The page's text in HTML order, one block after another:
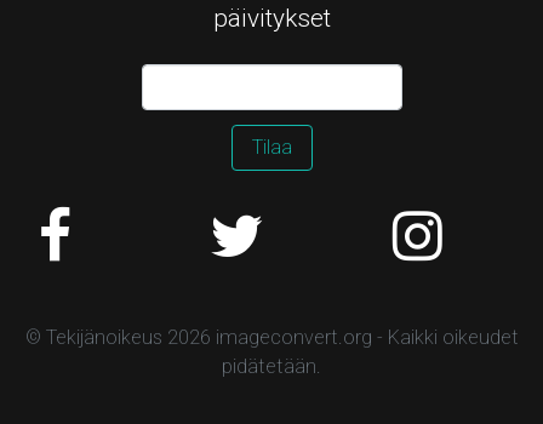
päivitykset
Tilaa
© Tekijänoikeus 2026 imageconvert.org - Kaikki oikeudet
pidätetään.